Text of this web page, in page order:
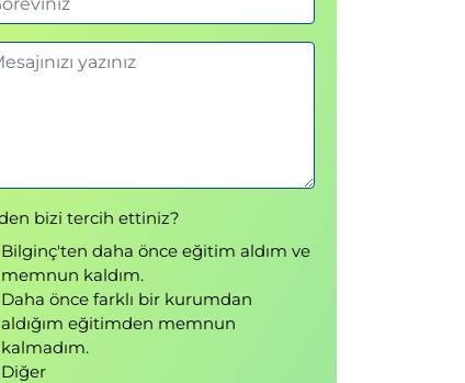
bizi tercih ettiniz?
Bilginç'ten daha önce eğitim aldım ve
memnun kaldım.
Daha önce farklı bir kurumdan
aldığım eğitimden memnun
kalmadım.
Diğer